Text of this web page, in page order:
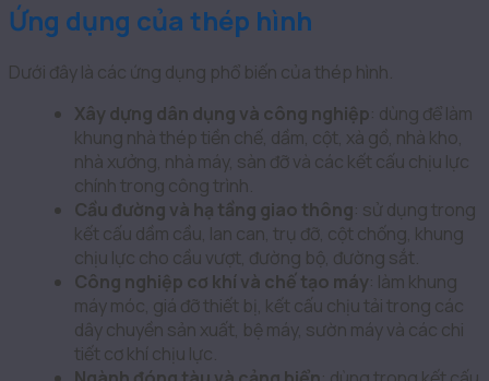
Ứng dụng của thép hình
Dưới đây là các ứng dụng phổ biến của thép hình.
Xây dựng dân dụng và công nghiệp: dùng để làm
khung nhà thép tiền chế, dầm, cột, xà gồ, nhà kho,
nhà xưởng, nhà máy, sàn đỡ và các kết cấu chịu lực
chính trong công trình.
Cầu đường và hạ tầng giao thông: sử dụng trong
kết cấu dầm cầu, lan can, trụ đỡ, cột chống, khung
chịu lực cho cầu vượt, đường bộ, đường sắt.
Công nghiệp cơ khí và chế tạo máy: làm khung
máy móc, giá đỡ thiết bị, kết cấu chịu tải trong các
dây chuyền sản xuất, bệ máy, sườn máy và các chi
tiết cơ khí chịu lực.